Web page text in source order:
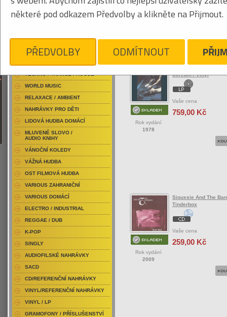
ROCK/POP
Rok vydání
1978
Scream / Vinyl
Vaše cena
759,00 Kč
Rok vydání
2009
Siouxsie And The
Tinderbox
Vaše cena
259,00 Kč
RAP / HIP HOP DOMÁCÍ
RAP / HIP HOP ZAHRANIČNÍ
DVD / HUDBA
PUNK / HARDCORE
TECHNO / TRANCE / HOUSE
WORLD MUSIC
RELAXACE / AMBIENT
NAHRÁVKY PRO DĚTI
LIDOVÁ HUDBA DOMÁCÍ
MLUVENÉ SLOVO /
AUDIO KNIHY
VÁNOČNÍ KOLEDY
VÁŽNÁ HUDBA
OST FILMOVÁ HUDBA
VARIOUS ZAHRANIČNÍ
VARIOUS DOMÁCÍ
ELECTRO / INDUSTRIAL
REGGAE / DUB
K-POP
SINGLY
AUDIOFILSKÉ NAHRÁVKY
SACD
CD/REFERENČNÍ NAHRÁVKY
VINYL/REFERENČNÍ NAHRÁVKY
VINYL / LP
GRAMOFONY / PŘÍSLUŠENSTVÍ
některé pod odkazem Předvolby a klikněte na Přijmout.
PŘEDVOLBY ODMÍTNOUT